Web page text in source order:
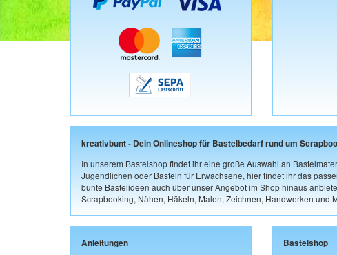
kreativbunt - Dein Onlineshop für Bastelbedarf rund um
In unserem Bastelshop findet ihr eine große Auswahl an
Jugendlichen oder Basteln für Erwachsene, hier findet ihr das
bunte Bastelideen auch über unser Angebot im Shop hinaus
Scrapbooking, Nähen, Häkeln, Malen, Zeichnen, Handwerken und
Anleitungen Bastelshop